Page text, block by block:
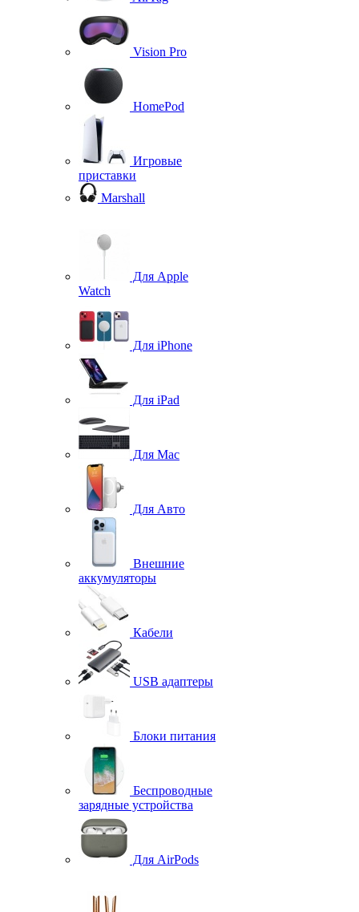
Vision Pro
HomePod
Игровые
приставки
Marshall
Для Apple
Watch
Для iPhone
Для iPad
Для Mac
Для Авто
Внешние
аккумуляторы
Кабели
USB адаптеры
Блоки питания
Беспроводные
зарядные устройства
Для AirPods